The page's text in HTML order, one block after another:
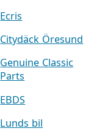
Ecris
Citydäck Öresund
Genuine Classic
Parts
EBDS
Lunds bil